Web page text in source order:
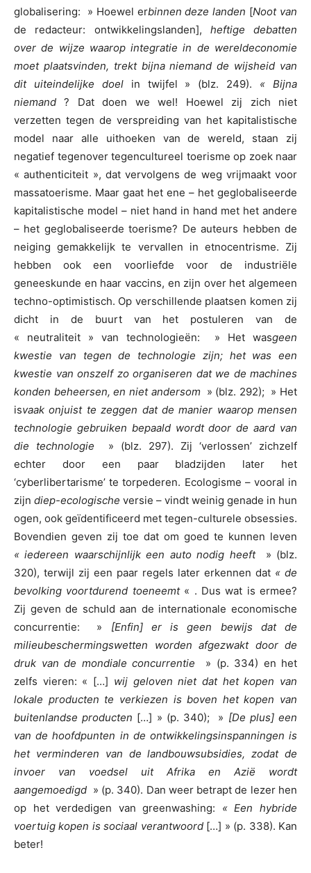
globalisering: » Hoewel erbinnen deze landen [Noot van
de redacteur: ontwikkelingslanden], heftige debatten
over de wijze waarop integratie in de wereldeconomie
moet plaatsvinden, trekt bijna niemand de wijsheid van
dit uiteindelijke doel in twijfel » (blz. 249). « Bijna
niemand? Dat doen we wel! Hoewel zij zich niet
verzetten tegen de verspreiding van het kapitalistische
model naar alle uithoeken van de wereld, staan zij
negatief tegenover tegencultureel toerisme op zoek naar
« authenticiteit », dat vervolgens de weg vrijmaakt voor
massatoerisme. Maar gaat het ene – het geglobaliseerde
kapitalistische model – niet hand in hand met het andere
– het geglobaliseerde toerisme? De auteurs hebben de
neiging gemakkelijk te vervallen in etnocentrisme. Zij
hebben ook een voorliefde voor de industriële
geneeskunde en haar vaccins, en zijn over het algemeen
techno-optimistisch. Op verschillende plaatsen komen zij
dicht in de buurt van het postuleren van de
« neutraliteit » van technologieën: » Het wasgeen
kwestie van tegen de technologie zijn; het was een
kwestie van onszelf zo organiseren dat we de machines
konden beheersen, en niet andersom » (blz. 292); » Het
isvaak onjuist te zeggen dat de manier waarop mensen
technologie gebruiken bepaald wordt door de aard van
die technologie
» (blz. 297). Zij ‘verlossen’ zichzelf
echter door een paar bladzijden later het
‘cyberlibertarisme’ te torpederen. Ecologisme – vooral in
zijn diep-ecologische versie – vindt weinig genade in hun
ogen, ook geïdentificeerd met tegen-culturele obsessies.
Bovendien geven zij toe dat om goed te kunnen leven
« iedereen waarschijnlijk een auto nodig heeft
» (blz.
320), terwijl zij een paar regels later erkennen dat « de
bevolking voortdurend toeneemt « . Dus wat is ermee?
Zij geven de schuld aan de internationale economische
concurrentie: » [Enfin] er is geen bewijs dat de
milieubeschermingswetten worden afgezwakt door de
druk van de mondiale concurrentie
» (p. 334) en het
zelfs vieren: « […] wij geloven niet dat het kopen van
lokale producten te verkiezen is boven het kopen van
buitenlandse producten […] » (p. 340); » [De plus] een
van de hoofdpunten in de ontwikkelingsinspanningen is
het verminderen van de landbouwsubsidies, zodat de
invoer van voedsel uit Afrika en Azië wordt
aangemoedigd » (p. 340). Dan weer betrapt de lezer hen
op het verdedigen van greenwashing: « Een hybride
voertuig kopen is sociaal verantwoord […] » (p. 338). Kan
beter!